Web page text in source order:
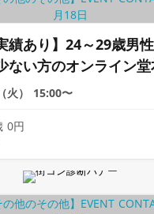
績あり】24～29歳男
ない方のオンライン堂
） 15:00〜
0円